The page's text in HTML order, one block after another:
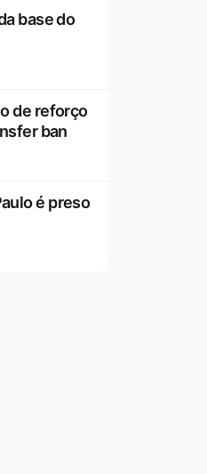
base do
de reforço
ban
é preso